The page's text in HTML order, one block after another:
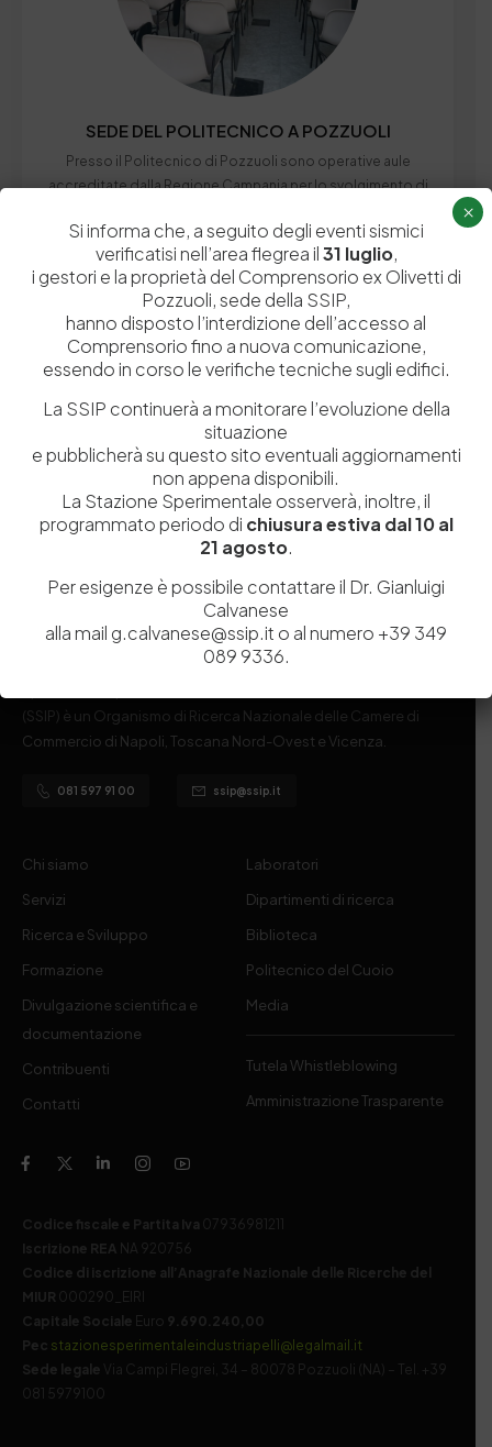
SEDE DEL POLITECNICO A POZZUOLI​
Presso il Politecnico di Pozzuoli sono operative aule
accreditate dalla Regione Campania per lo svolgimento di
aziende e studenti dei percorsi ITS e IFTS, con l’obiettivo di
sostenere la crescita professionale e tecnica del settore
conciario e manifatturiero.
Istituita a Napoli per Regio Decreto nel 1885, la Stazione
(SSIP) è un Organismo di Ricerca Nazionale delle Camere di
Commercio di Napoli, Toscana Nord-Ovest e Vicenza.
081 597 91 00 ssip@ssip.it
Chi siamo
Servizi
Ricerca e Sviluppo
Formazione
Divulgazione scientifica e
documentazione
Contribuenti
Contatti
Laboratori
Dipartimenti di ricerca
Biblioteca
Politecnico del Cuoio
Media
Tutela Whistleblowing
Amministrazione Trasparente
Codice fiscale e Partita Iva 07936981211
Iscrizione REA NA 920756
Codice di iscrizione all’Anagrafe Nazionale delle Ricerche del
MIUR 000290_EIRI
Capitale Sociale Euro 9.690.240,00
Pec stazionesperimentaleindustriapelli@legalmail.it
Sede legale
Via Campi Flegrei, 34 – 80078 Pozzuoli (NA) – Tel. +39
081 5979100
Si informa che, a seguito degli eventi sismici
verificatisi nell’area flegrea il31 luglio,
i gestori e la proprietà del Comprensorio ex Olivetti di
Pozzuoli, sede della SSIP,
hanno disposto l’interdizione dell’accesso al
Comprensorio fino a nuova comunicazione,
essendo in corso le verifiche tecniche sugli edifici.
La SSIP continuerà a monitorare l’evoluzione della
situazione
e pubblicherà su questo sito eventuali aggiornamenti
non appena disponibili.
La Stazione Sperimentale osserverà, inoltre, il
programmato periodo di chiusura estiva dal 10 al
21 agosto.
Per esigenze è possibile contattare il Dr. Gianluigi
Calvanese
alla mail g.calvanese@ssip.it o al numero +39 349
089 9336.
×